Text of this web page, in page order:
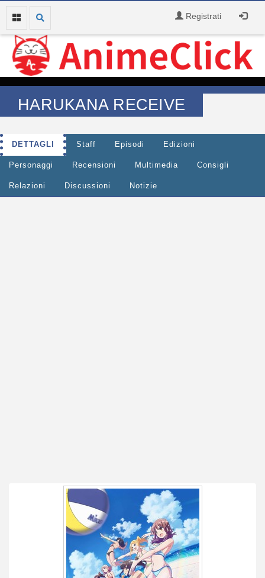
Registrati
HARUKANA RECEIVE
DETTAGLI Staff Episodi Edizioni
Personaggi Recensioni Multimedia Consigli
Relazioni Discussioni Notizie